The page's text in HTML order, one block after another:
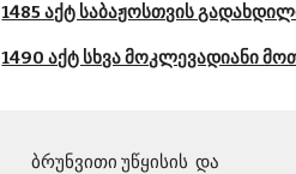
1485 აქტ საბაჟოსთვის
1490 აქტ სხვა მოკლევადიანი
ბრუნვითი უწყისის  და